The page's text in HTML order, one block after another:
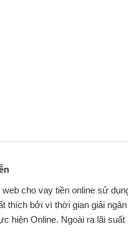
Đoàn Hữu Cảnh
Mình cần tiền gấp nên định
nhưng thật may đã có gói vay
không cần gặp mặt nên rất tiện